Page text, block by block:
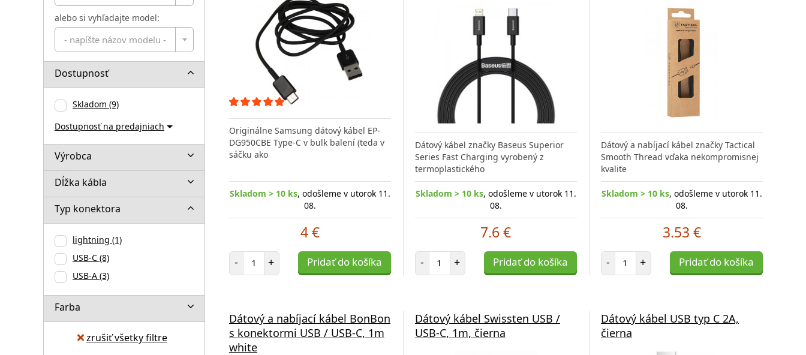
alebo si vyhľadajte model:
- napíšte názov modelu -
Dostupnosť
Skladom (9)
Dostupnosť na predajniach
Výrobca
Dĺžka kábla
Typ konektora
lightning (1)
USB-C (8)
USB-A (3)
Farba
zrušiť všetky filtre
Originálne Samsung dátový kábel EP-
DG950CBE Type-C v bulk balení (teda v
sáčku ako
Skladom > 10 ks, odošleme v utorok 11.
08.
4 €
- Počet položiek
+ Pridať do košíka
Dátový kábel značky Baseus Superior
Series Fast Charging vyrobený z
termoplastického
Skladom > 10 ks, odošleme v utorok 11.
08.
7.6 €
- Počet položiek
+ Pridať do košíka
Dátový a nabíjací kábel značky Tactical
Smooth Thread vďaka nekompromisnej
kvalite
Skladom > 10 ks, odošleme v utorok 11.
08.
3.53 €
- Počet položiek
+ Pridať do košíka
Dátový a nabíjací kábel BonBon
s konektormi USB / USB-C, 1m
white
Dátový kábel Swissten USB /
USB-C, 1m, čierna
Dátový kábel USB typ C 2A,
čierna